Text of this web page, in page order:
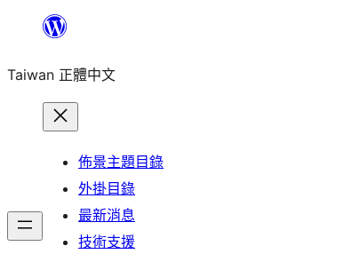
主
Taiwan 正體中文
佈景主題目錄
外掛目錄
最新消息
技術支援